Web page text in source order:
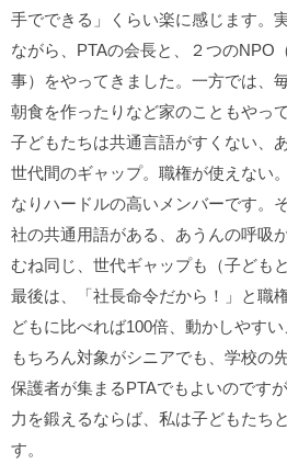
手でできる」くらい楽に感じます。
ながら、PTAの会長と、２つのNPO
事）をやってきました。一方では、
朝食を作ったりなど家のこともやっ
子どもたちは共通言語がすくない、
世代間のギャップ。職権が使えない
なりハードルの高いメンバーです。
社の共通用語がある、あうんの呼吸
むね同じ、世代ギャップも（子ども
最後は、「社長命令だから！」と職
どもに比べれば100倍、動かしやすい
もちろん対象がシニアでも、学校の
保護者が集まるPTAでもよいのです
力を鍛えるならば、私は子どもたち
す。